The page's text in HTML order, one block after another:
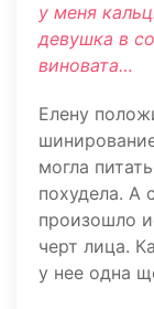
у меня
девушка в
виновата…
Елену
могла
похудела. А
произошло
черт лица.
у нее одна